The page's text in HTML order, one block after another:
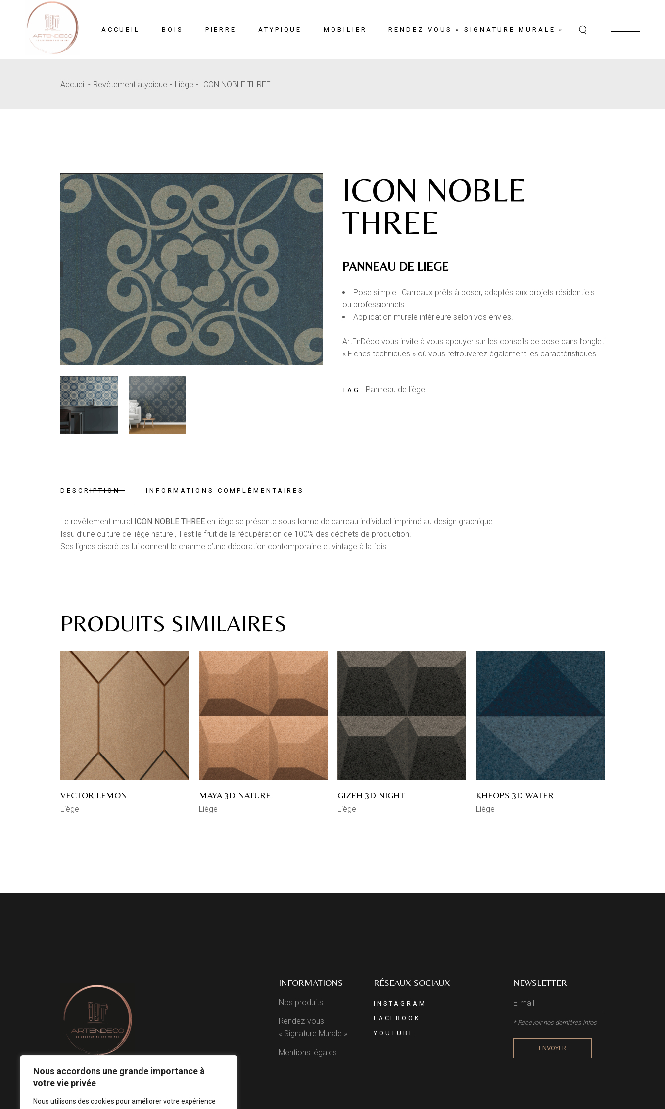
Nous accordons une grande importance à
votre vie privée
Nous utilisons des cookies pour améliorer votre expérience
ACCUEIL BOIS
Mosaïque
PIERRE
Pierre
ATYPIQUE
Liège
MOBILIER RENDEZ-VOUS « SIGNATURE MURALE »
Accueil Revêtement atypique Liège ICON NOBLE THREE
ICON NOBLE
THREE
PANNEAU DE LIEGE
Pose simple : Carreaux prêts à poser, adaptés aux projets résidentiels
ou professionnels.
Application murale intérieure selon vos envies.
ArtEnDéco vous invite à vous appuyer sur les conseils de pose dans l’onglet
« Fiches techniques » où vous retrouverez également les caractéristiques
TAG: Panneau de liège
DESCRIPTION INFORMATIONS COMPLÉMENTAIRES
Le revêtement mural ICON NOBLE THREE en liège se présente sous forme de carreau individuel imprimé au design graphique .
Issu d’une culture de liège naturel, il est le fruit de la récupération de 100% des déchets de production.
Ses lignes discrètes lui donnent le charme d’une décoration contemporaine et vintage à la fois.
PRODUITS SIMILAIRES
VECTOR LEMON
Liège
MAYA 3D NATURE
Liège
GIZEH 3D NIGHT
Liège
KHEOPS 3D WATER
Liège
Le revêtement mural est un art.
Notre conception est votre signature ! ♡
INFORMATIONS
Nos produits
Rendez-vous
« Signature Murale »
Mentions légales
RÉSEAUX SOCIAUX
INSTAGRAM
FACEBOOK
YOUTUBE
NEWSLETTER
* Recevoir nos dernières infos
ENVOYER